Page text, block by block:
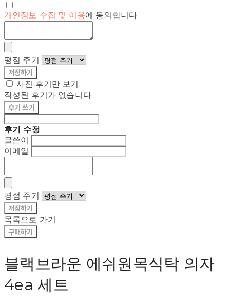
개인정보 수집 및 이용에 동의합니다.
평점 주기
저장하기
사진 후기만 보기
작성된 후기가 없습니다.
후기 쓰기
후기 수정
글쓴이
이메일
평점 주기
저장하기
목록으로 가기
구매하기
블랙브라운 에쉬원목식탁 의자
4ea 세트